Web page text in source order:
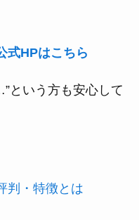
式HPはこちら
という方も安心して
判・特徴とは